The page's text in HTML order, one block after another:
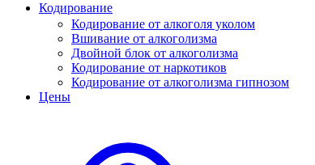
Кодирование
Кодирование от алкоголя уколом
Вшивание от алкоголизма
Двойной блок от алкоголизма
Кодирование от наркотиков
Кодирование от алкоголизма гипнозом
Цены